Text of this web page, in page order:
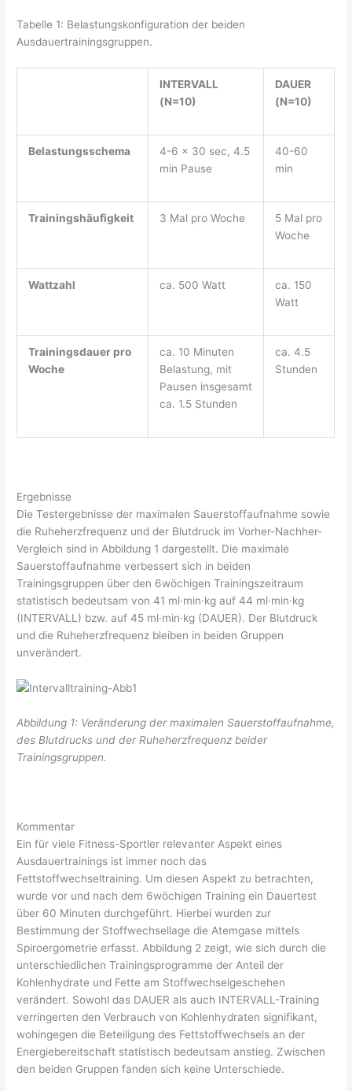
Tabelle 1: Belastungskonfiguration der beiden
Ausdauertrainingsgruppen.
INTERVALL
(N=10)
DAUER
(N=10)
Belastungsschema
4-6 x 30 sec, 4.5
min Pause
40-60
min
Trainingshäufigkeit 3 Mal pro Woche
5 Mal pro
Woche
Wattzahl ca. 500 Watt
ca. 150
Watt
Trainingsdauer pro
Woche
ca. 10 Minuten
Belastung, mit
Pausen insgesamt
ca. 1.5 Stunden
ca. 4.5
Stunden
Ergebnisse
Die Testergebnisse der maximalen Sauerstoffaufnahme sowie
die Ruheherzfrequenz und der Blutdruck im Vorher-Nachher-
Vergleich sind in Abbildung 1 dargestellt. Die maximale
Sauerstoffaufnahme verbessert sich in beiden
Trainingsgruppen über den 6wöchigen Trainingszeitraum
statistisch bedeutsam von 41 ml·min·kg auf 44 ml·min·kg
(INTERVALL) bzw. auf 45 ml·min·kg (DAUER). Der Blutdruck
und die Ruheherzfrequenz bleiben in beiden Gruppen
unverändert.
Abbildung 1: Veränderung der maximalen Sauerstoffaufnahme,
des Blutdrucks und der Ruheherzfrequenz beider
Trainingsgruppen.
Kommentar
Ein für viele Fitness-Sportler relevanter Aspekt eines
Ausdauertrainings ist immer noch das
Fettstoffwechseltraining. Um diesen Aspekt zu betrachten,
wurde vor und nach dem 6wöchigen Training ein Dauertest
über 60 Minuten durchgeführt. Hierbei wurden zur
Bestimmung der Stoffwechsellage die Atemgase mittels
Spiroergometrie erfasst. Abbildung 2 zeigt, wie sich durch die
unterschiedlichen Trainingsprogramme der Anteil der
Kohlenhydrate und Fette am Stoffwechselgeschehen
verändert. Sowohl das DAUER als auch INTERVALL-Training
verringerten den Verbrauch von Kohlenhydraten signifikant,
wohingegen die Beteiligung des Fettstoffwechsels an der
Energiebereitschaft statistisch bedeutsam anstieg. Zwischen
den beiden Gruppen fanden sich keine Unterschiede.